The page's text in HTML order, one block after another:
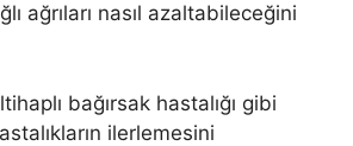
ağrıları nasıl azaltabileceğini
bağırsak hastalığı gibi
ilerlemesini